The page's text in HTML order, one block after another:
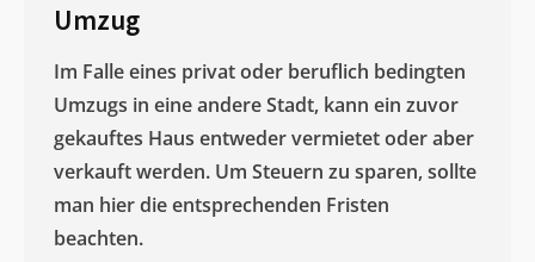
Umzug
Im Falle eines privat oder beruflich bedingten
Umzugs in eine andere Stadt, kann ein zuvor
gekauftes Haus entweder vermietet oder aber
verkauft werden. Um Steuern zu sparen, sollte
man hier die entsprechenden Fristen
beachten.